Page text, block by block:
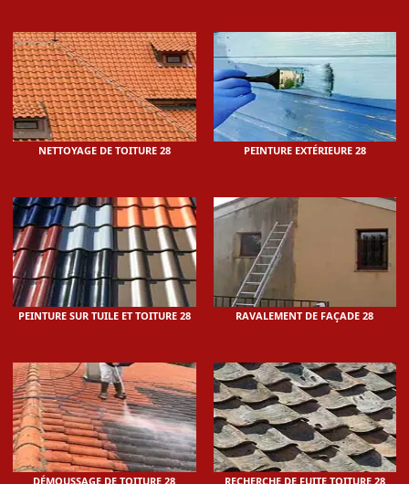
NETTOYAGE DE TOITURE 28 PEINTURE EXTÉRIEURE 28
PEINTURE SUR TUILE ET TOITURE 28 RAVALEMENT DE FAÇADE 28
DÉMOUSSAGE DE TOITURE 28 RECHERCHE DE FUITE TOITURE 28